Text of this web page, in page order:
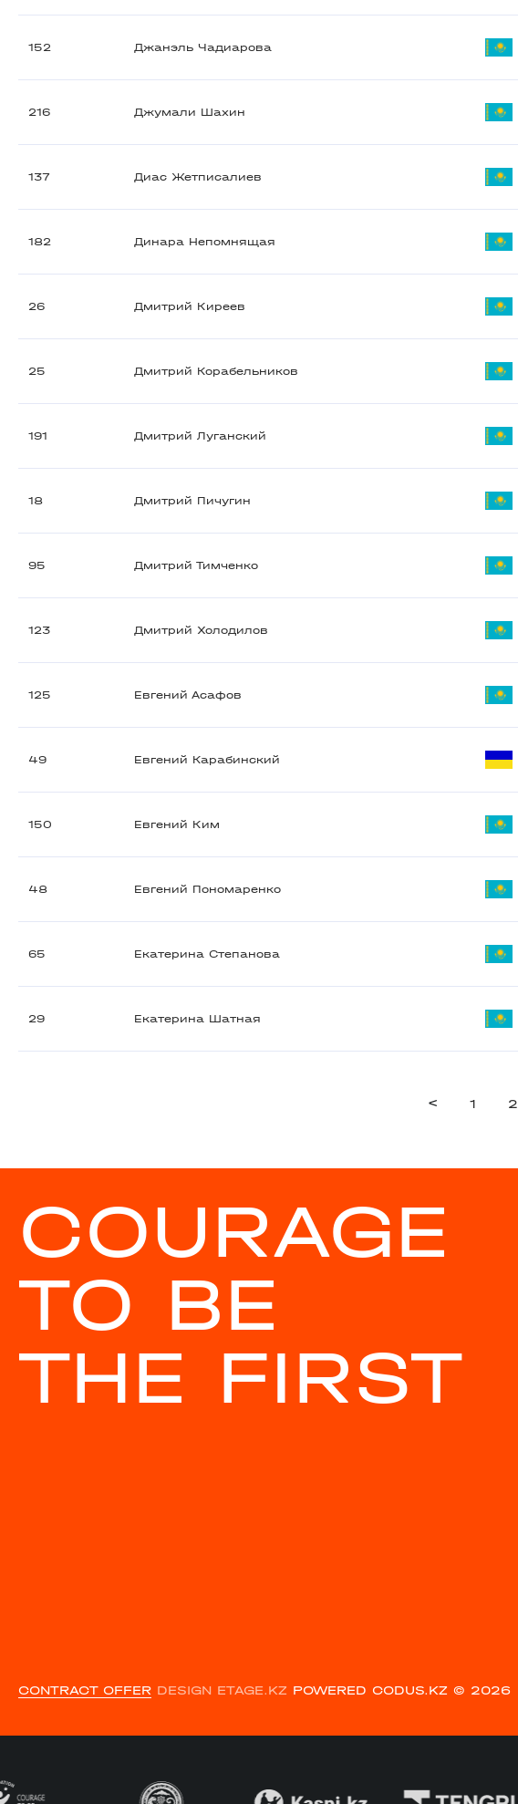
152 Джанэль Чадиарова
216 Джумали Шахин
137 Диас Жетписалиев
182 Динара Непомнящая
26 Дмитрий Киреев
25 Дмитрий Корабельников
191 Дмитрий Луганский
18 Дмитрий Пичугин
95 Дмитрий Тимченко
123 Дмитрий Холодилов
125 Евгений Асафов
49 Евгений Карабинский
150 Евгений Ким
48 Евгений Пономаренко
65 Екатерина Степанова
29 Екатерина Шатная
< 1 2
COURAGE
TO BE
THE FIRST
CONTRACT OFFER DESIGN ETAGE.KZ POWERED CODUS.KZ © 2026